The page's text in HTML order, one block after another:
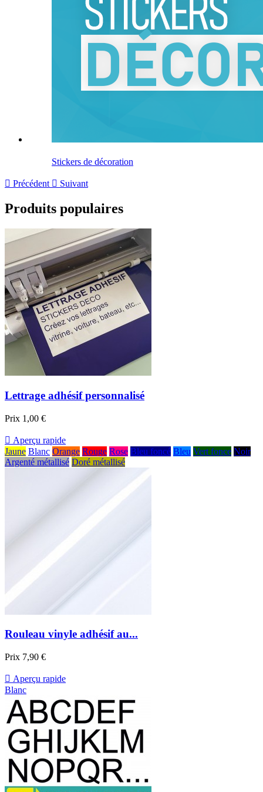
Stickers de décoration
 Précédent  Suivant
Produits populaires
Lettrage adhésif personnalisé
Prix 1,00 €
 Aperçu rapide
Jaune Blanc Orange Rouge Rose Bleu foncé Bleu Vert fonce Noir
Argenté métallisé Doré métallisé
Rouleau vinyle adhésif au...
Prix 7,90 €
 Aperçu rapide
Blanc